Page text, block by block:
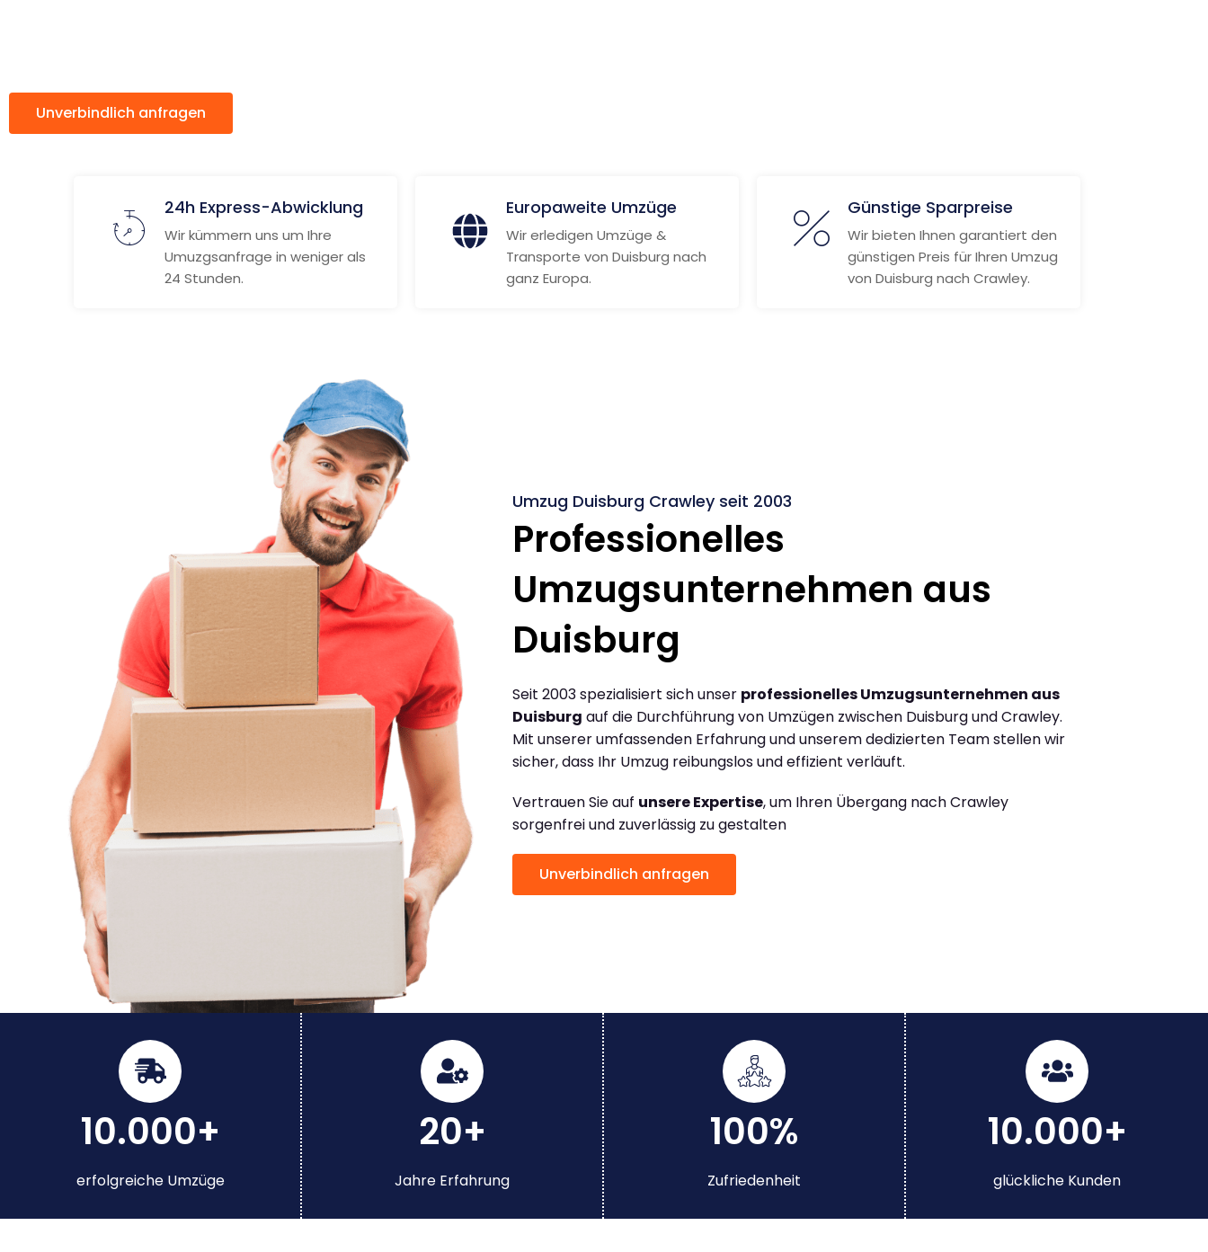
Unverbindlich anfragen
24h Express-Abwicklung
Wir kümmern uns um Ihre
Umuzgsanfrage in weniger als
24 Stunden.
Europaweite Umzüge
Wir erledigen Umzüge &
Transporte von Duisburg nach
ganz Europa.
Günstige Sparpreise
Wir bieten Ihnen garantiert den
günstigen Preis für Ihren Umzug
von Duisburg nach Crawley.
Umzug Duisburg Crawley seit 2003
Professionelles
Umzugsunternehmen aus
Duisburg
Seit 2003 spezialisiert sich unser professionelles Umzugsunternehmen aus
Duisburg auf die Durchführung von Umzügen zwischen Duisburg und Crawley.
Mit unserer umfassenden Erfahrung und unserem dedizierten Team stellen wir
sicher, dass Ihr Umzug reibungslos und effizient verläuft.
Vertrauen Sie auf unsere Expertise, um Ihren Übergang nach Crawley
sorgenfrei und zuverlässig zu gestalten
Unverbindlich anfragen
10.000+
erfolgreiche Umzüge
20+
Jahre Erfahrung
100%
Zufriedenheit
10.000+
glückliche Kunden